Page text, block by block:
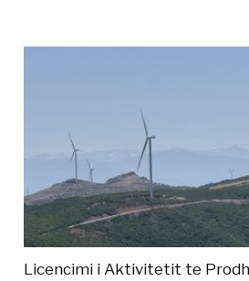
Licencimi i Aktivitetit te